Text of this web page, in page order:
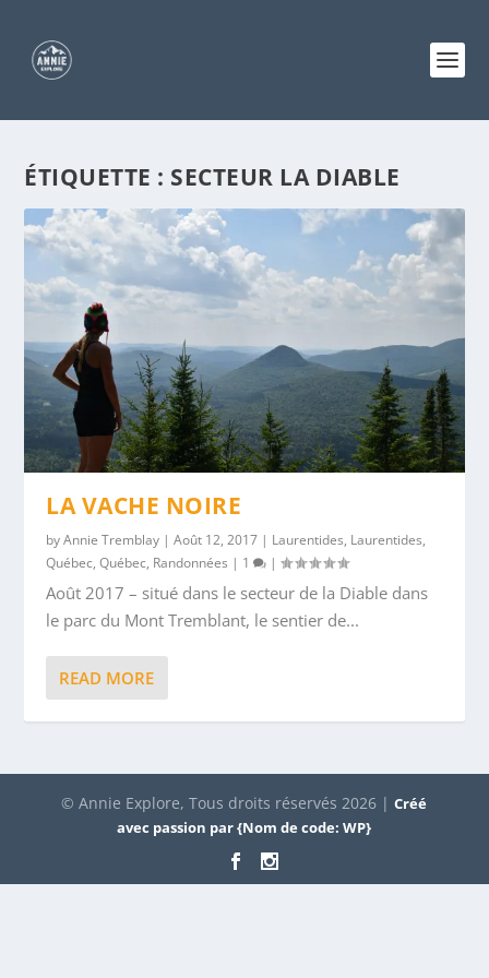
ÉTIQUETTE : SECTEUR LA DIABLE
LA VACHE NOIRE
byAnnie Tremblay |Août 12, 2017 | Laurentides, Laurentides,
Québec,Québec, Randonnées | 1 |
Août 2017 – situé dans le secteur de la Diable dans
le parc du Mont Tremblant, le sentier de...
READ MORE
© Annie Explore, Tous droits réservés 2026 |Créé
avec passion par {Nom de code: WP}